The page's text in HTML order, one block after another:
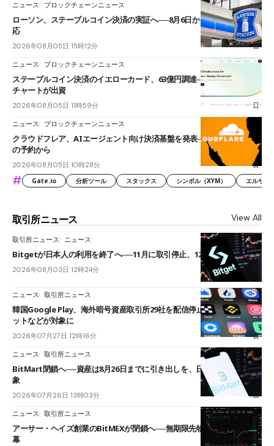
ニュース ブロックチェーンニュース
ローソン、ステーブルコイン決済の実証へ──8月6日からJPYCやUSDC対
応
2026年08月05日 15時12分
ニュース ブロックチェーンニュース
ステーブルコイン決済のイエローカード、63億円調達──ソニーやスタン
チャートが出資
2026年08月05日 11時59分
ニュース ブロックチェーンニュース
クラウドフレア、AIエージェント向け決済基盤を発表──まずハンドル名
の予約から
2026年08月05日 10時28分
# Gate.io 分析ツール スタックス シンボル（XYM） エルサル
取引所ニュース View All
取引所ニュース ニュース
Bitgetが日本人の利用を終了へ──11月に取引停止、12月末に強制決済
2026年08月03日 12時24分
ニュース 取引所ニュース
韓国Google Play、海外暗号資産取引所29社を配信停止──OKXやバイビ
ットなどが対象に
2026年07月27日 12時16分
ニュース 取引所ニュース
BitMart閉鎖へ──資産は8月26日までに引き出しを、日本人利用者も対
象
2026年07月26日 13時03分
ニュース 取引所ニュース
アーサー・ヘイズ創業のBitMEXが閉鎖へ──無期限先物を生んだ11年に
幕